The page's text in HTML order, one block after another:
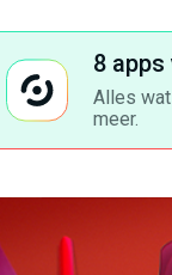
8
Alles
meer.